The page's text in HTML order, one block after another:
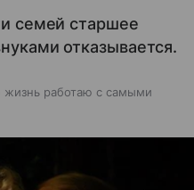
семей старшее
отказывается.
работаю с самыми